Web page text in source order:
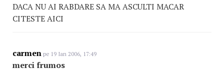
DACA NU AI RABDARE SA MA ASCULTI MACAR
CITESTE AICI
carmen pe 19 Ian 2006, 17:49
merci frumos